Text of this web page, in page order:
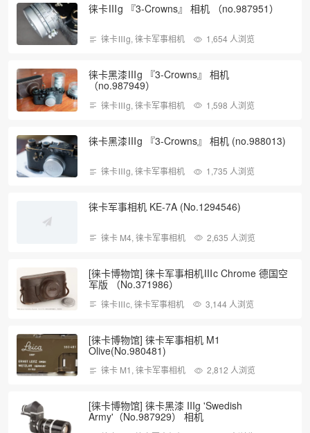
徕卡Ⅲg 『3-Crowns』 相机 （no.987951）
徕卡Ⅲg, 徕卡军事相机 1,654 人浏览
徕卡黑漆Ⅲg 『3-Crowns』 相机
（no.987949）
徕卡Ⅲg, 徕卡军事相机 1,598 人浏览
徕卡黑漆Ⅲg 『3-Crowns』 相机 (no.988013)
徕卡Ⅲg, 徕卡军事相机 1,735 人浏览
徕卡军事相机 KE-7A (No.1294546)
徕卡 M4, 徕卡军事相机 2,635 人浏览
[徕卡博物馆] 徕卡军事相机Ⅲc Chrome 德国空
军版 （No.371986）
徕卡Ⅲc, 徕卡军事相机 3,144 人浏览
[徕卡博物馆] 徕卡军事相机 M1
Olive(No.980481)
徕卡 M1 , 徕卡军事相机 2,812 人浏览
[徕卡博物馆] 徕卡黑漆 IIIg 'Swedish
Army'（No.987929） 相机